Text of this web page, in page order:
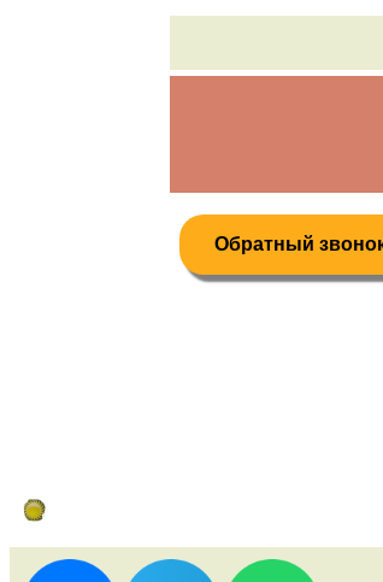
Обратный
Дистанционное бронирование туров